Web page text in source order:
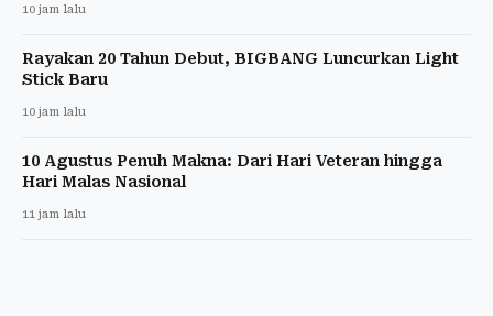
10 jam lalu
Rayakan 20 Tahun Debut, BIGBANG Luncurkan Light
Stick Baru
10 jam lalu
10 Agustus Penuh Makna: Dari Hari Veteran hingga
Hari Malas Nasional
11 jam lalu